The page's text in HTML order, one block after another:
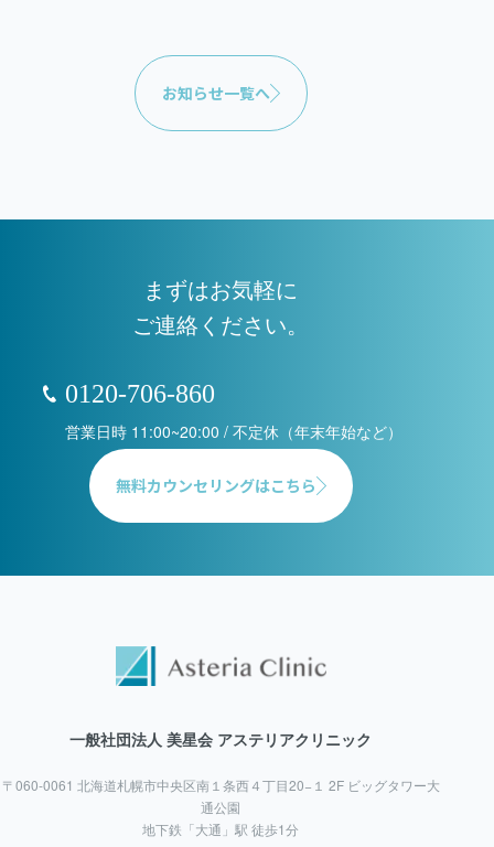
お知らせ一覧へ
まずはお気軽に
ご連絡ください。
0120-706-860
営業日時 11:00~20:00 / 不定休（年末年始など）
無料カウンセリングはこちら
一般社団法人 美星会 アステリアクリニック
〒060-0061 北海道札幌市中央区南１条西４丁目20−１ 2F ビッグタワー大
通公園
地下鉄「大通」駅 徒歩1分